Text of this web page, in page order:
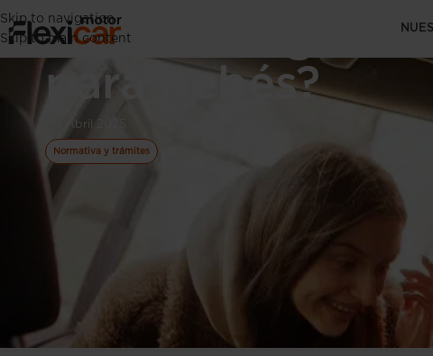
Skip to navigation
Skip to main content
¿Cómo elegir
para bebés?
10 Abril 2025
Normativa y trámites